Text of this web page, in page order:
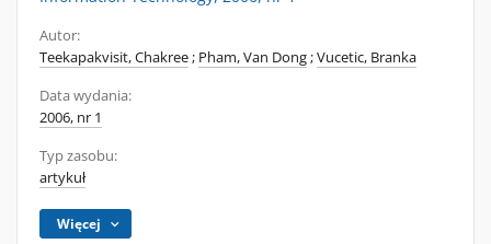
Autor:
Teekapakvisit, Chakree; Pham, Van Dong;Vucetic, Branka
Data wydania:
2006, nr 1
Typ zasobu:
artykuł
Więcej